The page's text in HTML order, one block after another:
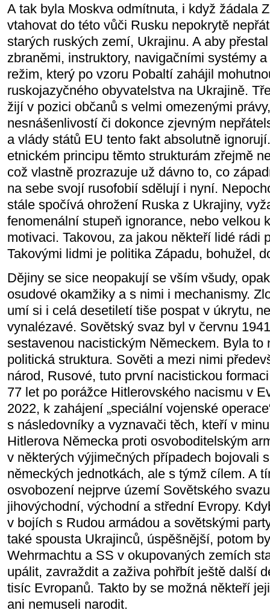
A tak byla Moskva odmítnuta, i když žádala
vtahovat do této vůči Rusku nepokrytě
starých ruských zemí, Ukrajinu. A aby
zbraněmi, instruktory, navigačními systémy
režim, který po vzoru Pobaltí zahájil
ruskojazyčného obyvatelstva na Ukrajině.
žijí v pozici občanů s velmi omezenými
nesnášenlivostí či dokonce zjevným
a vlády států EU tento fakt absolutně
etnickém principu těmto strukturám zřejmě
což vlastně prozrazuje už dávno to, co
na sebe svojí rusofobií sdělují i nyní.
stále spočívá ohrožení Ruska z Ukrajiny,
fenomenální stupeň ignorance, nebo velkou
motivaci. Takovou, za jakou někteří lidé rádi
Takovými lidmi je politika Západu, bohužel,
Dějiny se sice neopakují se vším všudy,
osudové okamžiky a s nimi i mechanismy.
umí si i celá desetiletí tiše pospat v úkrytu,
vynalézavé. Sovětský svaz byl v červnu
sestavenou nacistickým Německem. Byla to
politická struktura. Sověti a mezi nimi
národ, Rusové, tuto první nacistickou
77 let po porážce Hitlerovského nacismu v
2022, k zahájení „speciální vojenské
s následovníky a vyznavači těch, kteří v
Hitlerova Německa proti osvoboditelským
v některých výjimečných případech bojovali
německých jednotkách, ale s týmž cílem. A
osvobození nejprve území Sovětského
jihovýchodní, východní a střední Evropy.
v bojích s Rudou armádou a sovětskými
také spousta Ukrajinců, úspěšnější, potom
Wehrmachtu a SS v okupovaných zemích
upálit, zavraždit a zaživa pohřbít ještě další
tisíc Evropanů. Takto by se možná někteří
ani nemuseli narodit.